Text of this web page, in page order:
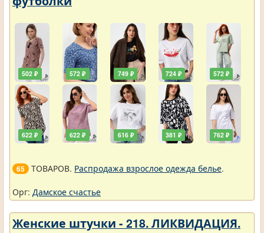
502 ₽
622 ₽
572 ₽
622 ₽
749 ₽
616 ₽
724 ₽
381 ₽
572 ₽
762 ₽
65 ТОВАРОВ. Распродажа взрослое одежда белье.
Орг: Дамское счастье
Женские штучки - 218. ЛИКВИДАЦИЯ.